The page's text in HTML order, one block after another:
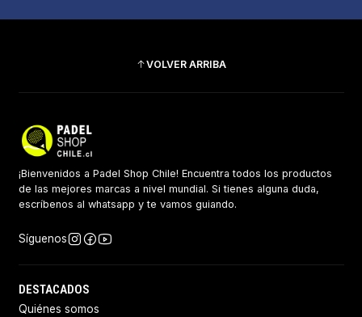
VOLVER ARRIBA
¡Bienvenidos a Padel Shop Chile! Encuentra todos los productos
de las mejores marcas a nivel mundial. Si tienes alguna duda,
escríbenos al whatsapp y te vamos guiando.
Síguenos
DESTACADOS
Quiénes somos